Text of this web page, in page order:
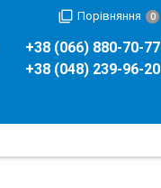
Порівняння 0
+38 (066) 880-70-77
+38 (048) 239-96-20